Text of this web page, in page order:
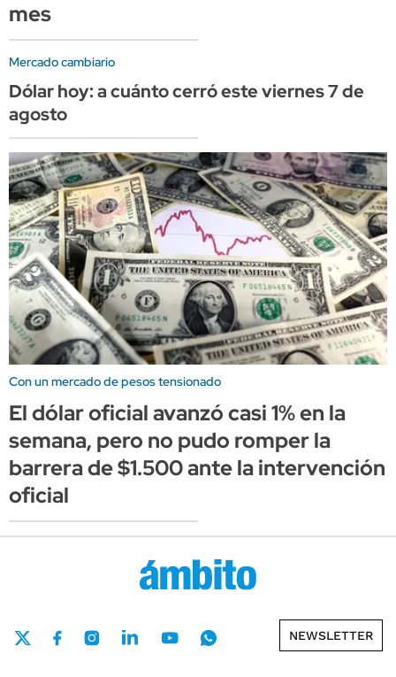
mes
Mercado cambiario
Dólar hoy: a cuánto cerró este viernes 7 de
agosto
Con un mercado de pesos tensionado
El dólar oficial avanzó casi 1% en la
semana, pero no pudo romper la
barrera de $1.500 ante la intervención
oficial
NEWSLETTER